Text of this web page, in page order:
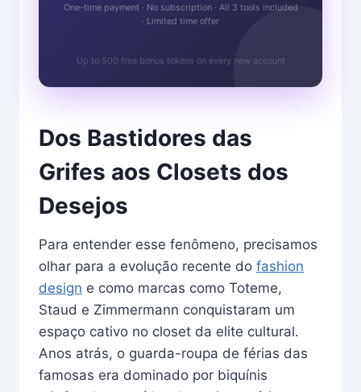
One-time payment · No subscription · All 3 tools included
· Limited time offer
Up to 500 free bonus tokens on every new account
Dos Bastidores das
Grifes aos Closets dos
Desejos
Para entender esse fenômeno, precisamos
olhar para a evolução recente do fashion
design e como marcas como Toteme,
Staud e Zimmermann conquistaram um
espaço cativo no closet da elite cultural.
Anos atrás, o guarda-roupa de férias das
famosas era dominado por biquínis